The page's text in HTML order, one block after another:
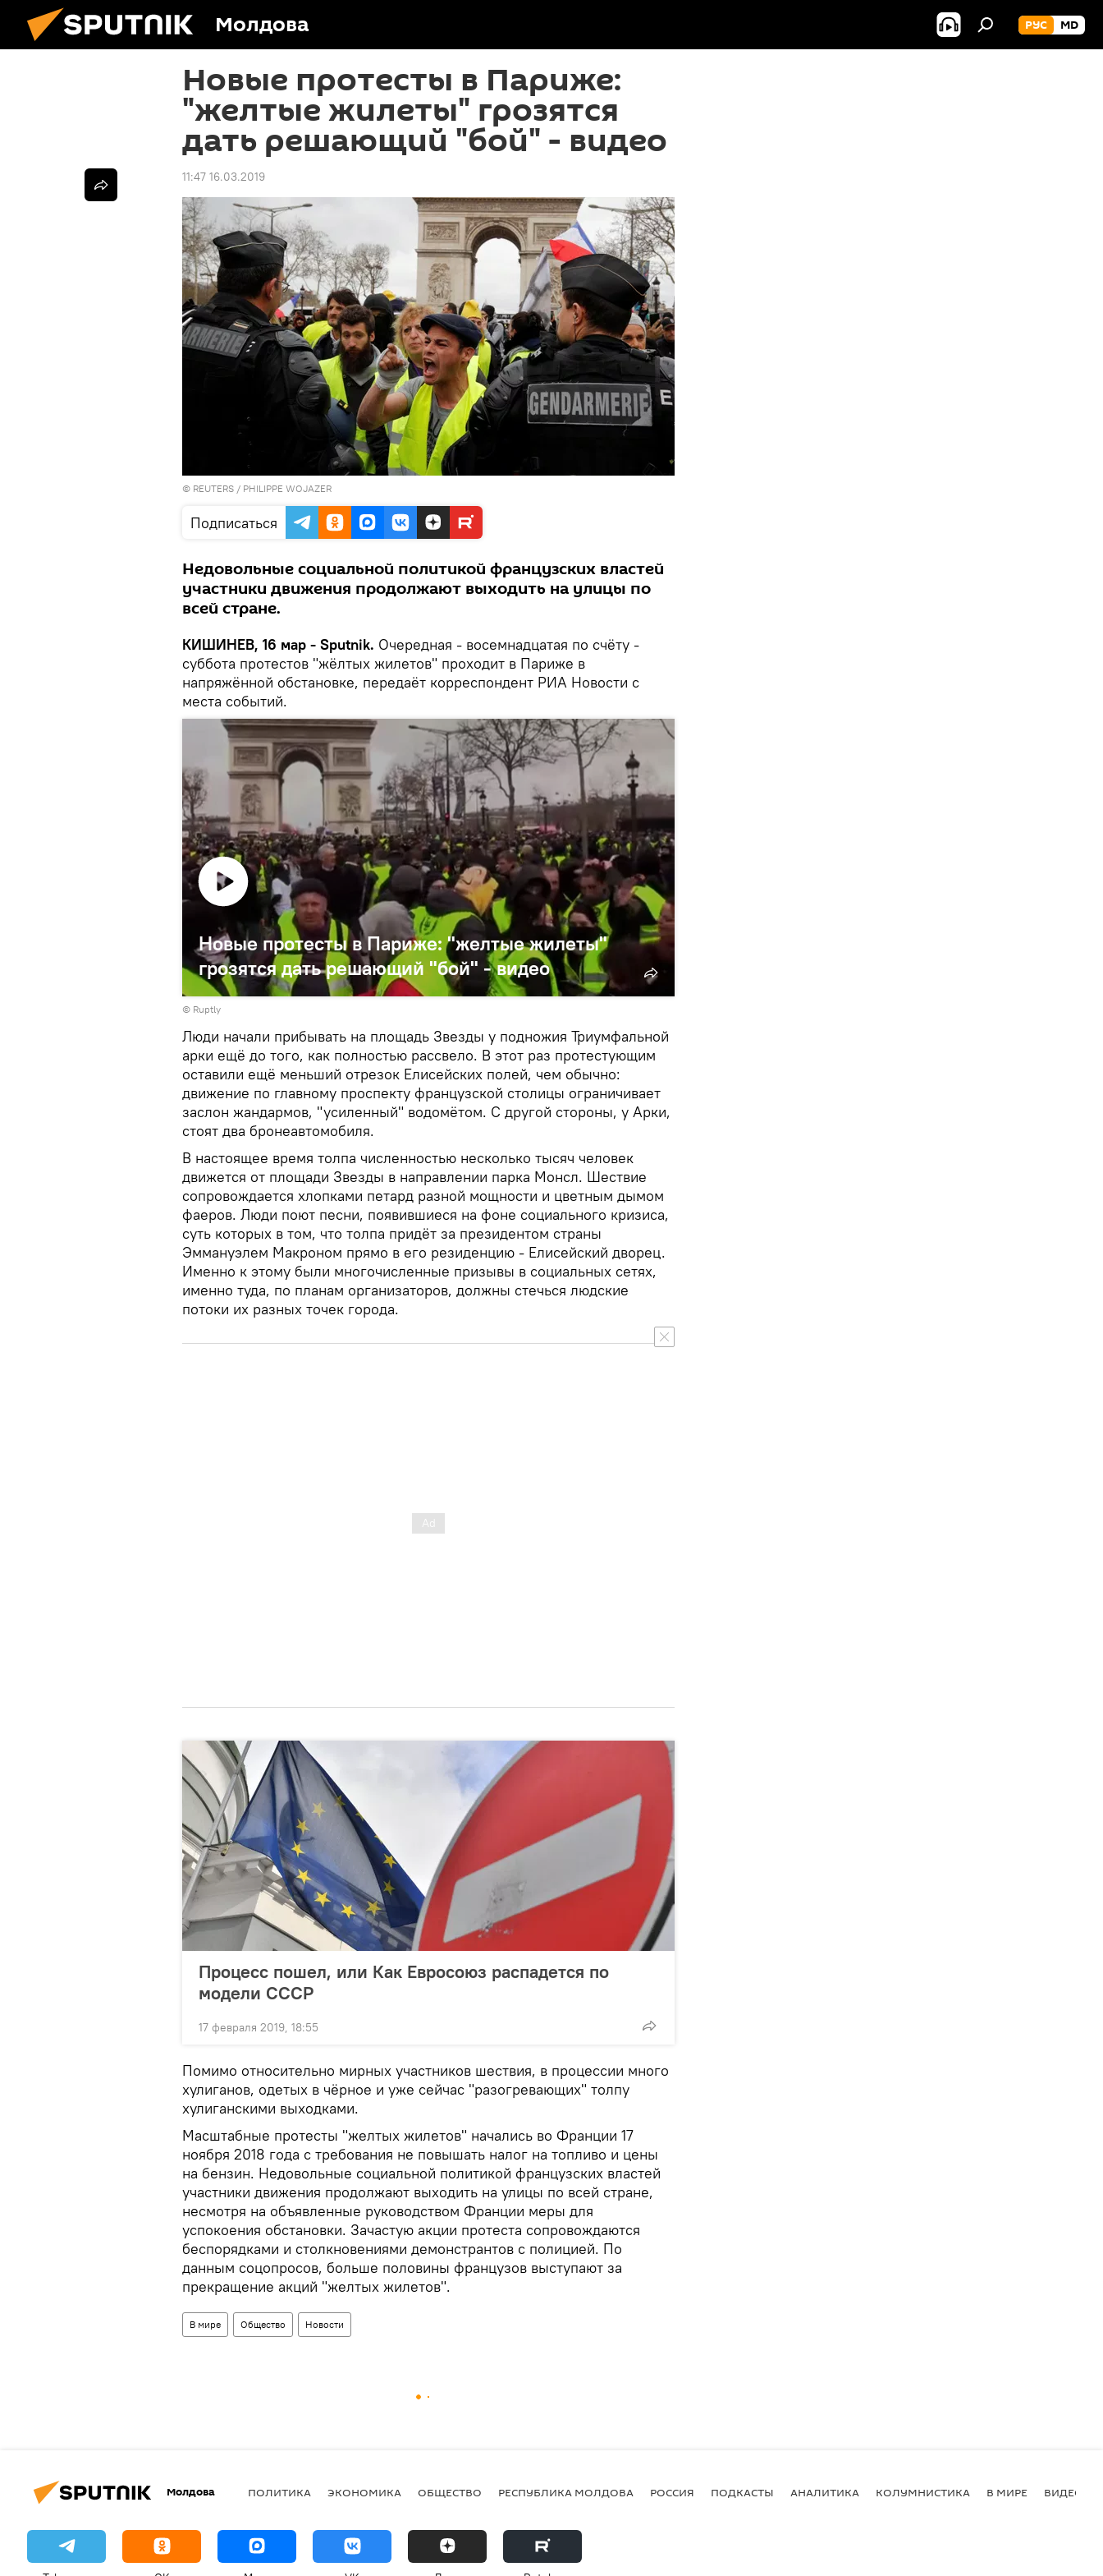
Молдова РУС MD
Новые протесты в Париже:
"желтые жилеты" грозятся
дать решающий "бой" - видео
11:47 16.03.2019
© REUTERS / PHILIPPE WOJAZER
Подписаться
Недовольные социальной политикой французских властей
участники движения продолжают выходить на улицы по
всей стране.
КИШИНЕВ, 16 мар - Sputnik. Очередная - восемнадцатая по счёту -
суббота протестов "жёлтых жилетов" проходит в Париже в
напряжённой обстановке, передаёт корреспондент РИА Новости с
места событий.
Новые протесты в Париже: "желтые жилеты"
грозятся дать решающий "бой" - видео
© Ruptly
Люди начали прибывать на площадь Звезды у подножия Триумфальной
арки ещё до того, как полностью рассвело. В этот раз протестующим
оставили ещё меньший отрезок Елисейских полей, чем обычно:
движение по главному проспекту французской столицы ограничивает
заслон жандармов, "усиленный" водомётом. С другой стороны, у Арки,
стоят два бронеавтомобиля.
В настоящее время толпа численностью несколько тысяч человек
движется от площади Звезды в направлении парка Монсл. Шествие
сопровождается хлопками петард разной мощности и цветным дымом
фаеров. Люди поют песни, появившиеся на фоне социального кризиса,
суть которых в том, что толпа придёт за президентом страны
Эммануэлем Макроном прямо в его резиденцию - Елисейский дворец.
Именно к этому были многочисленные призывы в социальных сетях,
именно туда, по планам организаторов, должны стечься людские
потоки их разных точек города.
Процесс пошел, или Как Евросоюз распадется по
модели СССР
17 февраля 2019, 18:55
Помимо относительно мирных участников шествия, в процессии много
хулиганов, одетых в чёрное и уже сейчас "разогревающих" толпу
хулиганскими выходками.
Масштабные протесты "желтых жилетов" начались во Франции 17
ноября 2018 года с требования не повышать налог на топливо и цены
на бензин. Недовольные социальной политикой французских властей
участники движения продолжают выходить на улицы по всей стране,
несмотря на объявленные руководством Франции меры для
успокоения обстановки. Зачастую акции протеста сопровождаются
беспорядками и столкновениями демонстрантов с полицией. По
данным соцопросов, больше половины французов выступают за
прекращение акций "желтых жилетов".
В мире Общество Новости
Молдова ПОЛИТИКА ЭКОНОМИКА ОБЩЕСТВО РЕСПУБЛИКА МОЛДОВА РОССИЯ ПОДКАСТЫ АНАЛИТИКА КОЛУМНИСТИКА В МИРЕ ВИДЕО